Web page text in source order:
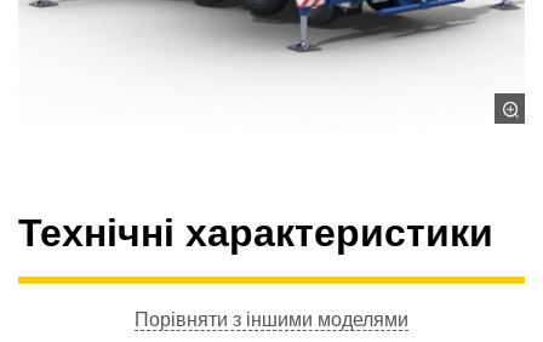
Технічні характеристики
Порівняти з іншими моделями